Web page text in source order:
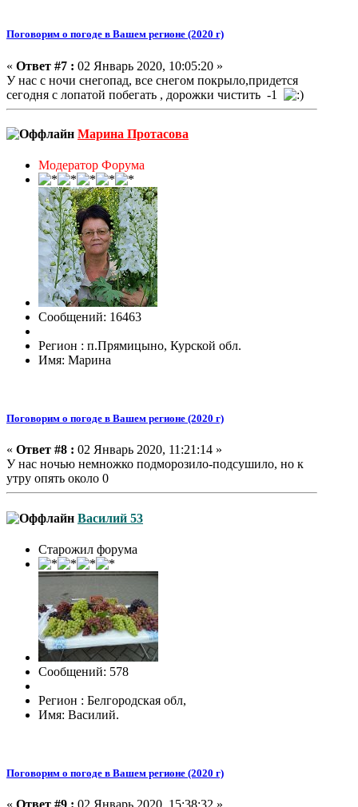
Поговорим о погоде в Вашем регионе (2020 г)
« Ответ #7 : 02 Январь 2020, 10:05:20 »
У нас с ночи снегопад, все снегом покрыло,придется
сегодня с лопатой побегать , дорожки чистить -1
Марина Протасова
Модератор Форума
Сообщений: 16463
Регион : п.Прямицыно, Курской обл.
Имя: Марина
Поговорим о погоде в Вашем регионе (2020 г)
« Ответ #8 : 02 Январь 2020, 11:21:14 »
У нас ночью немножко подморозило-подсушило, но к
утру опять около 0
Василий 53
Старожил форума
Сообщений: 578
Регион : Белгородская обл,
Имя: Василий.
Поговорим о погоде в Вашем регионе (2020 г)